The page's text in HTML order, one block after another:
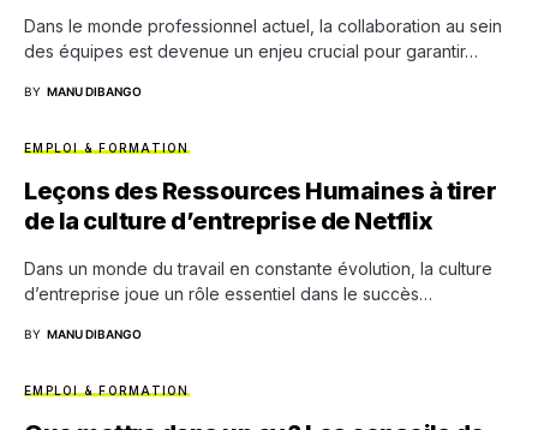
Dans le monde professionnel actuel, la collaboration au sein
des équipes est devenue un enjeu crucial pour garantir…
BY MANU DIBANGO
EMPLOI & FORMATION
Leçons des Ressources Humaines à tirer
de la culture d’entreprise de Netflix
Dans un monde du travail en constante évolution, la culture
d’entreprise joue un rôle essentiel dans le succès…
BY MANU DIBANGO
EMPLOI & FORMATION